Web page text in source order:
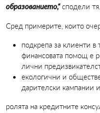
образованието,“сподели тя.
Сред примерите, които
подкрепа за клиенти в
финансовата помощ е
лични
екологични и
дарителски кампании
ролята на кредитните